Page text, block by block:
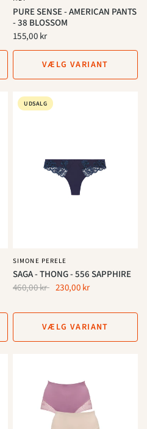
PURE SENSE - AMERICAN PANTS
- 38 BLOSSOM
155,00 kr
VÆLG VARIANT
UDSALG
SIMONE PERELE
SAGA - THONG - 556 SAPPHIRE
460,00 kr 230,00 kr
VÆLG VARIANT